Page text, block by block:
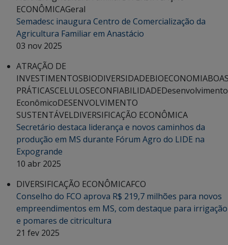
ECONÔMICAGeral
Semadesc inaugura Centro de Comercialização da
Agricultura Familiar em Anastácio
03 nov 2025
ATRAÇÃO DE
INVESTIMENTOSBIODIVERSIDADEBIOECONOMIA
PRÁTICASCELULOSECONFIABILIDADEDesenvolvimento
EconômicoDESENVOLVIMENTO
SUSTENTÁVELDIVERSIFICAÇÃO ECONÔMICA
Secretário destaca liderança e novos caminhos da
produção em MS durante Fórum Agro do LIDE na
Expogrande
10 abr 2025
DIVERSIFICAÇÃO ECONÔMICAFCO
Conselho do FCO aprova R$ 219,7 milhões para novos
empreendimentos em MS, com destaque para irrigação
e pomares de citricultura
21 fev 2025